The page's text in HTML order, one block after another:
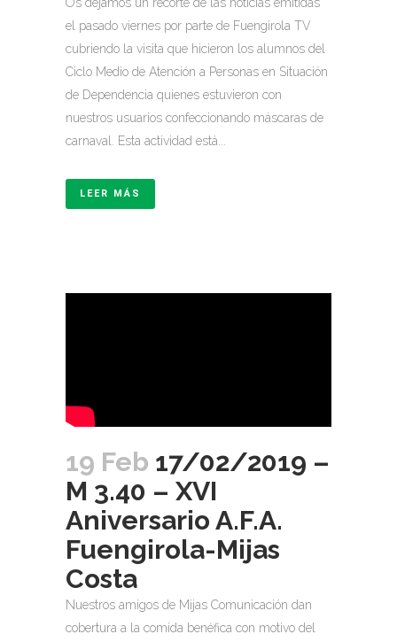
el pasado viernes por parte de Fuengirola TV
cubriendo la visita que hicieron los alumnos del
Ciclo Medio de Atención a Personas en Situación
de Dependencia quienes estuvieron con
nuestros usuarios confeccionando máscaras de
carnaval. Esta actividad está...
LEER MÁS
19 Feb 17/02/2019 –
M 3.40 – XVI
Aniversario A.F.A.
Fuengirola-Mijas
Costa
Nuestros amigos de Mijas Comunicación dan
cobertura a la comida benéfica con motivo del